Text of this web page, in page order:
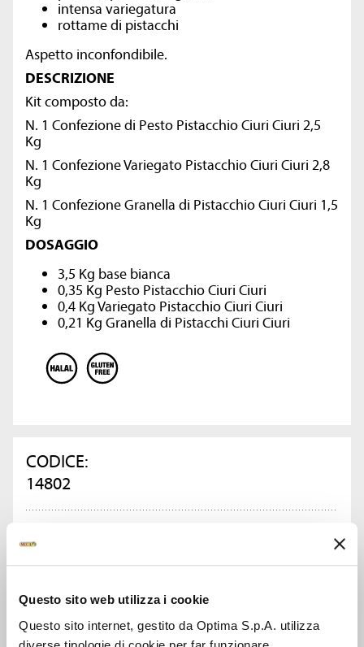
Questo sito web utilizza i cookie
Questo sito internet, gestito da Optima S.p.A. utilizza
intensa variegatura
rottame di pistacchi
Aspetto inconfondibile.
DESCRIZIONE
Kit composto da:
N. 1 Confezione di Pesto Pistacchio Ciuri Ciuri 2,5
Kg
N. 1 ConfezioneVariegato Pistacchio Ciuri Ciuri 2,8
Kg
N. 1 ConfezioneGranella di Pistacchio Ciuri Ciuri 1,5
Kg
DOSAGGIO
3,5 Kg base bianca
0,35 Kg Pesto Pistacchio Ciuri Ciuri
0,4 Kg Variegato Pistacchio Ciuri Ciuri
0,21 Kg Granella di Pistacchi Ciuri Ciuri
CODICE:
14802
TIPO DI CONFEZIONE:
Cartone
PESO KG:
6.8